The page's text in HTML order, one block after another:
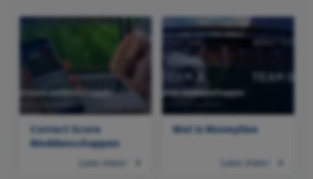
Correct Score
Weddenschappen
Lees meer
Wat is Moneyline
Lees meer